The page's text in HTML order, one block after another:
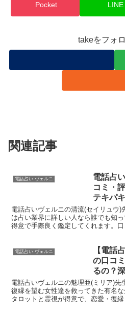
Pocket LINE
takeをフォ
関連記事
電話占い ヴェルニ
電話占
コミ・
テキパ
電話占いヴェルニの清流(セイリュウ)
は占い業界に詳しい人なら誰でも知
得意で手際良く鑑定してくれます。
電話占い ヴェルニ
【電話
の口コ
るの？
電話占いヴェルニの魅理亜(ミリア)
復縁を望む女性達を救ってきた有名
タロットと霊視が得意で、恋愛・復